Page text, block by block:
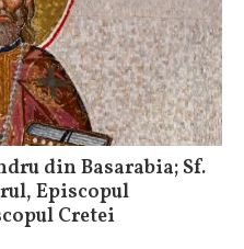
din Basarabia; Sf.
Episcopul
Cretei